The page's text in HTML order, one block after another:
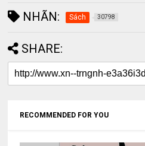
NHÃN: Sách 30798
SHARE:
RECOMMENDED FOR YOU